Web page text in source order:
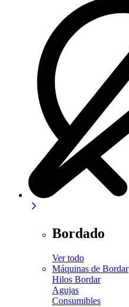
Bordado
Ver todo
Máquinas de Bordar
Hilos Bordar
Agujas
Consumibles